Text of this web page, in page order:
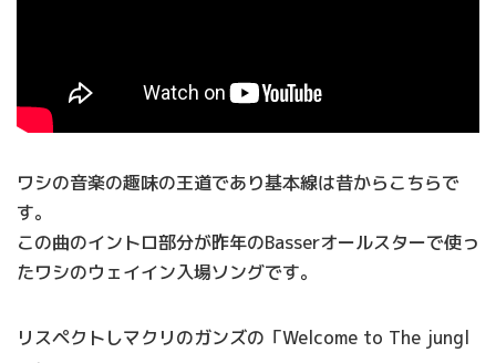
ワシの音楽の趣味の王道であり基本線は昔からこちらで
す。
この曲のイントロ部分が昨年のBasserオールスターで使っ
たワシのウェイイン入場ソングです。
リスペクトしマクリのガンズの「Welcome to The jungl